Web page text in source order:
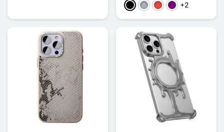
NegroGris RojoPúrpura
+2